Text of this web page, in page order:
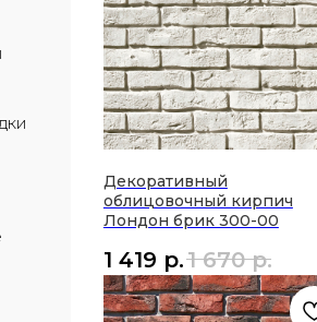
Декоративный
облицовочный кирпич
Лондон брик 300-00
1 419 р.1 670 р.